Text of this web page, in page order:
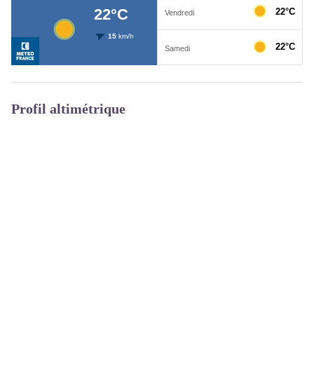
Profil altimétrique